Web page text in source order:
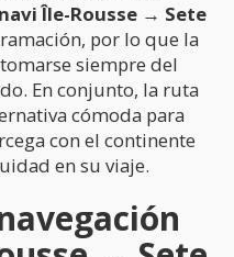
navi Île-Rousse → Sete
por lo que la
siempre del
En conjunto, la ruta
cómoda para
con el continente
en su viaje.